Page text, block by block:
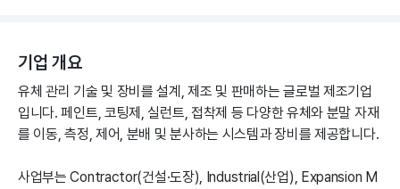
기업 개요
유체 관리 기술 및 장비를 설계, 제조 및 판매하는 글로벌 제조기업
입니다. 페인트, 코팅제, 실런트, 접착제 등 다양한 유체와 분말 자재
를 이동, 측정, 제어, 분배 및 분사하는 시스템과 장비를 제공합니다.
사업부는 Contractor(건설·도장), Industrial(산업), Expansion M